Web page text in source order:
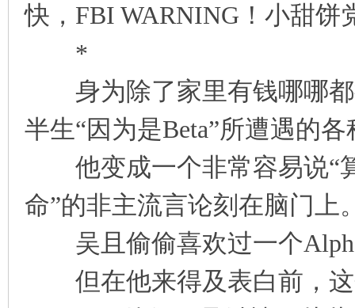
快，FBI WARNING！小甜饼
*
身为除了家里有钱哪哪都
半生“因为是Beta”所遭遇的
他变成一个非常容易说“
命”的非主流言论刻在脑门上
吴且偷偷喜欢过一个
但在他来得及表白前，这